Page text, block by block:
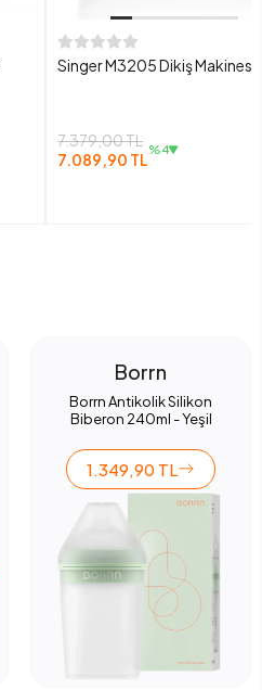
Singer M3205 Dikiş Makinesi
7.379,00 TL
7.089,90 TL %4
Borrn
Borrn Antikolik Silikon
Biberon 240ml - Yeşil
1.349,90 TL